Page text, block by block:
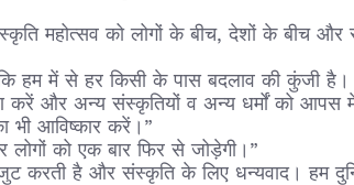
महोत्सव को लोगों के बीच, देशों के बीच
हम में से हर किसी के पास बदलाव की कुंजी है।
करें और अन्य संस्कृतियों व अन्य धर्मों को आपस
भी आविष्कार करें।”
लोगों को एक बार फिर से जोड़ेगी।”
करती है और संस्कृति के लिए धन्यवाद। हम